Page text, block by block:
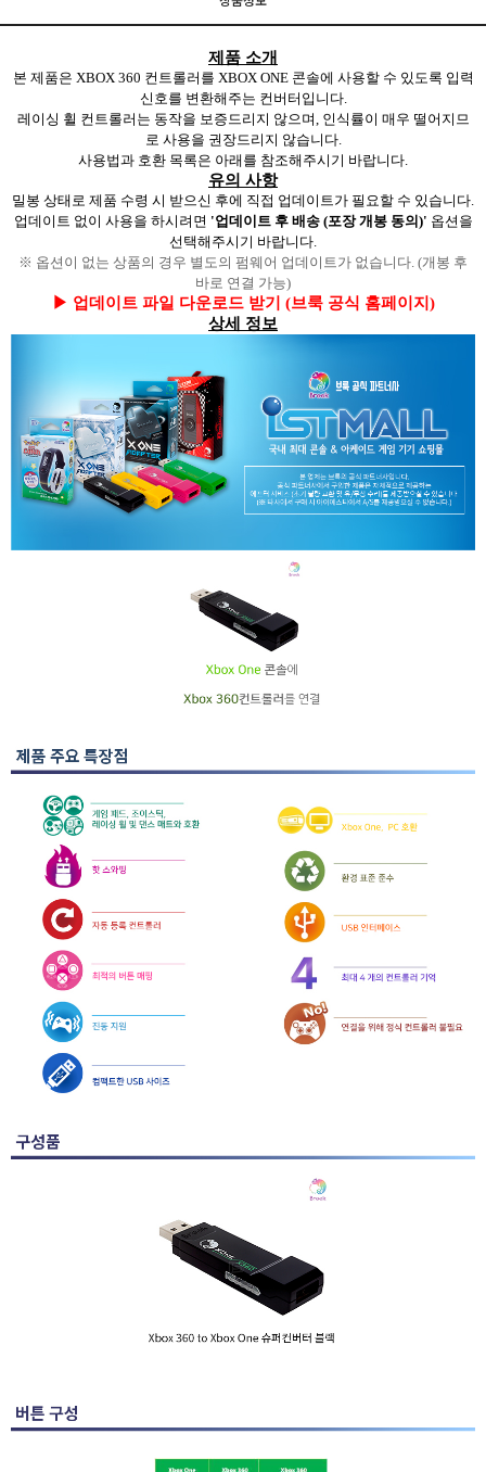
제품 소개
본 제품은 XBOX 360 컨트롤러를 XBOX ONE 콘솔에 사용할 수 있도록 입력
신호를 변환해주는 컨버터입니다.
레이싱 휠 컨트롤러는 동작을 보증드리지 않으며, 인식률이 매우 떨어지므
로 사용을 권장드리지 않습니다.
사용법과 호환 목록은 아래를 참조해주시기 바랍니다.
유의 사항
밀봉 상태로 제품 수령 시 받으신 후에 직접 업데이트가 필요할 수 있습니다.
업데이트 없이 사용을 하시려면 '업데이트 후 배송 (포장 개봉 동의)' 옵션을
선택해주시기 바랍니다.
※ 옵션이 없는 상품의 경우 별도의 펌웨어 업데이트가 없습니다. (개봉 후
바로 연결 가능)
▶ 업데이트 파일 다운로드 받기 (브룩 공식 홈페이지)
상세 정보